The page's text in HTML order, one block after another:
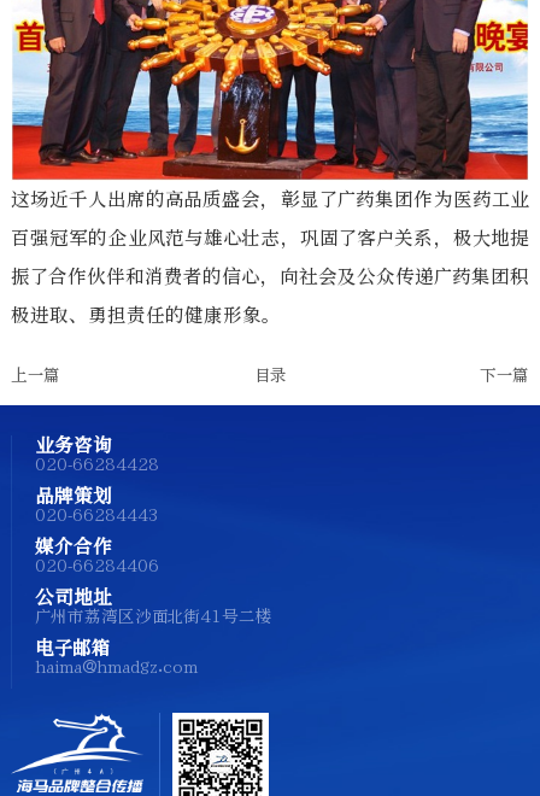
这场近千人出席的高品质盛会，彰显了广药集团作为医药工业
百强冠军的企业风范与雄心壮志，巩固了客户关系，极大地提
振了合作伙伴和消费者的信心，向社会及公众传递广药集团积
极进取、勇担责任的健康形象。
上一篇 目录 下一篇
业务咨询
020-66284428
品牌策划
020-66284443
媒介合作
020-66284406
公司地址
广州市荔湾区沙面北街41号二楼
电子邮箱
haima@hmadgz.com